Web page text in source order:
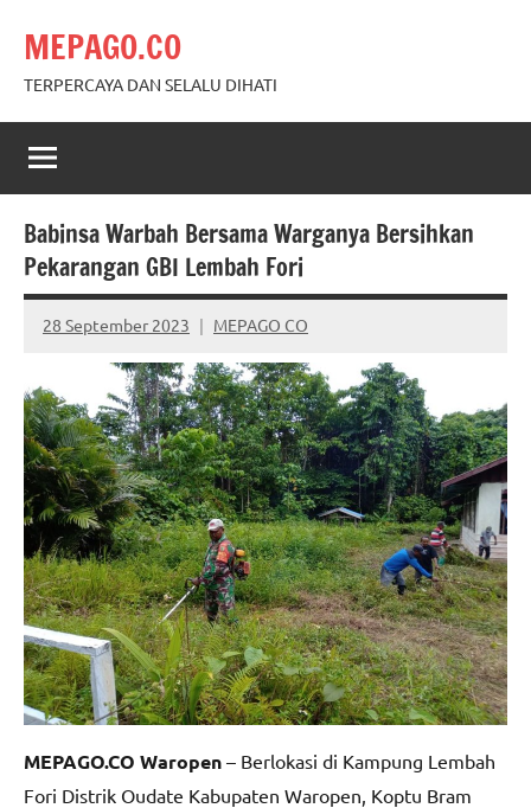
content
MEPAGO.CO
TERPERCAYA DAN SELALU DIHATI
Babinsa Warbah Bersama Warganya Bersihkan
Pekarangan GBI Lembah Fori
28 September 2023 MEPAGO CO
No
comments
MEPAGO.CO Waropen – Berlokasi di Kampung Lembah
Fori Distrik Oudate Kabupaten Waropen, Koptu Bram